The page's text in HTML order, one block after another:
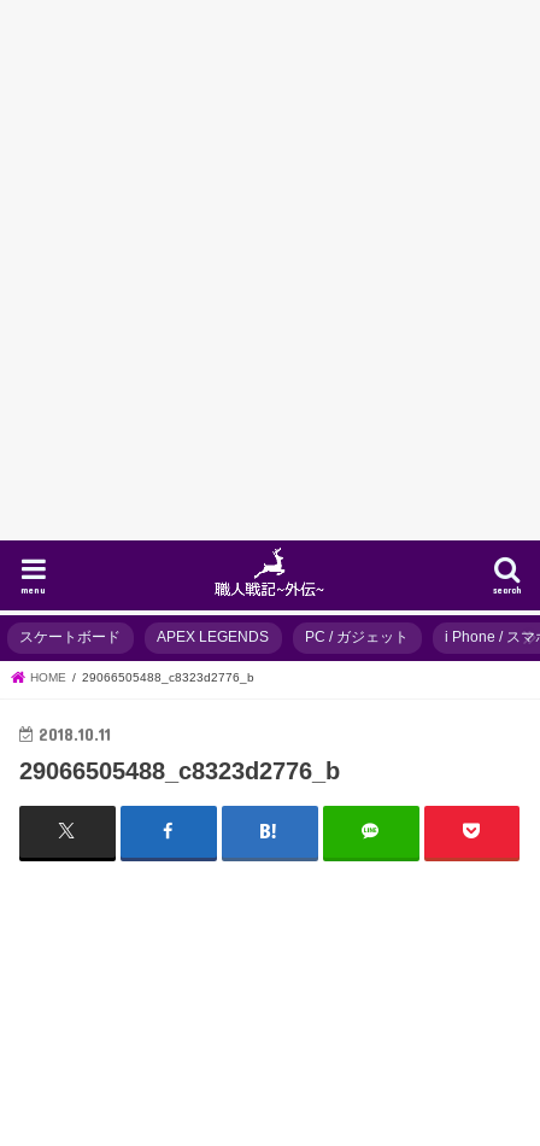
search
menu
スケートボード APEX LEGENDS PC / ガジェット i Phone / スマ
HOME 29066505488_c8323d2776_b
2018.10.11
29066505488_c8323d2776_b